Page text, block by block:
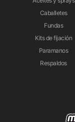
Caballetes
Fundas
Kits de fijación
Paramanos
Respaldos